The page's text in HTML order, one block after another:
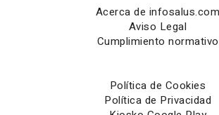
Acerca de infosalus.com
Aviso Legal
Cumplimiento normativo
Política de Cookies
Política de Privacidad